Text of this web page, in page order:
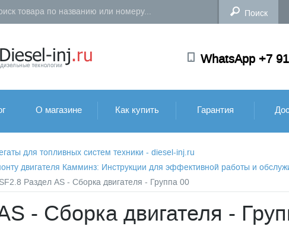
WhatsApp +7
О магазине Как купить Гарантия
для топливных систем техники - diesel-inj.ru
двигателя Камминз: Инструкции для эффективной работы и
Раздел АS - Сборка двигателя - Группа 00
- Сборка двигателя -